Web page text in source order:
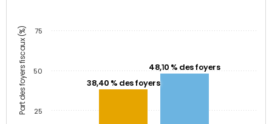
Part des foyers fiscaux (%) 38,40 % des foyers
48,10 % des foyers
25
50
75